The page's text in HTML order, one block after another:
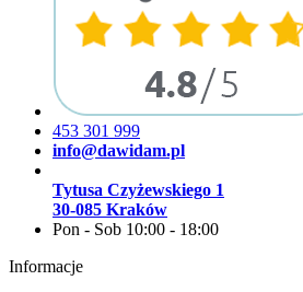
453 301 999
info@dawidam.pl
Tytusa Czyżewskiego 1
30-085 Kraków
Pon - Sob 10:00 - 18:00
Informacje